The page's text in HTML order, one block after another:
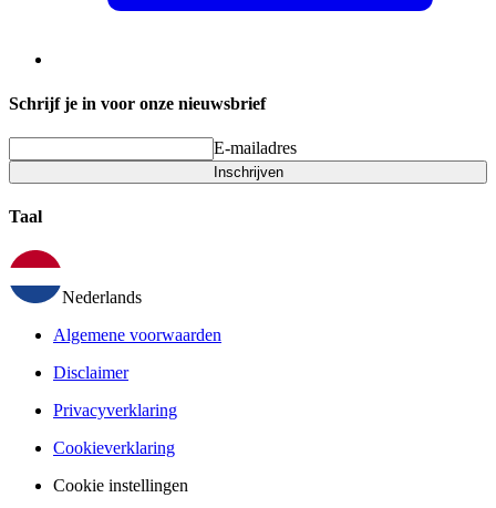
Schrijf je in voor onze nieuwsbrief
E-mailadres
Inschrijven
Taal
Nederlands
Algemene voorwaarden
Disclaimer
Privacyverklaring
Cookieverklaring
Cookie instellingen